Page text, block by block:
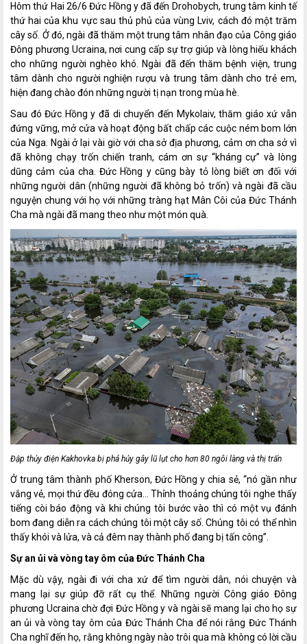
Hôm thứ Hai 26/6 Đức Hồng y đã đến Drohobych, trung tâm kinh tế
thứ hai của khu vực sau thủ phủ của vùng Lviv, cách đó một trăm
cây số. Ở đó, ngài đã thăm một trung tâm nhân đạo của Công giáo
Đông phương Ucraina, nơi cung cấp sự trợ giúp và lòng hiếu khách
cho những người nghèo khó. Ngài đã đến thăm bệnh viện, trung
tâm dành cho người nghiện rượu và trung tâm dành cho trẻ em,
hiện đang chào đón những người tị nạn trong mùa hè.
Sau đó Đức Hồng y đã di chuyển đến Mykolaiv, thăm giáo xứ vẫn
đứng vững, mở cửa và hoạt động bất chấp các cuộc ném bom lớn
của Nga. Ngài ở lại vài giờ với cha sở địa phương, cảm ơn cha sở vì
đã không chạy trốn chiến tranh, cám ơn sự “kháng cự” và lòng
dũng cảm của cha. Đức Hồng y cũng bày tỏ lòng biết ơn đối với
những người dân (những người đã không bỏ trốn) và ngài đã cầu
nguyện chung với họ với những tràng hạt Mân Côi của Đức Thánh
Cha mà ngài đã mang theo như một món quà.
Đập thủy điện Kakhovka bị phá hủy gây lũ lụt cho hơn 80 ngôi làng và thị trấn
Ở trung tâm thành phố Kherson, Đức Hồng y chia sẻ, “nó gần như
vắng vẻ, mọi thứ đều đóng cửa... Thỉnh thoảng chúng tôi nghe thấy
tiếng còi báo động và khi chúng tôi bước vào thì có một vụ đánh
bom đang diễn ra cách chúng tôi một cây số. Chúng tôi có thể nhìn
thấy khói và lửa, và cả đêm nay thành phố đang bị tấn công”.
Sự an ủi và vòng tay ôm của Đức Thánh Cha
Mặc dù vậy, ngài đi với cha xứ để tìm người dân, nói chuyện và
mang lại sự giúp đỡ rất cụ thể. Những người Công giáo Đông
phương Ucraina chờ đợi Đức Hồng y và ngài sẽ mang lại cho họ sự
an ủi và vòng tay ôm của Đức Thánh Cha để nói rằng Đức Thánh
Cha nghĩ đến họ, rằng không ngày nào trôi qua mà không có lời cầu